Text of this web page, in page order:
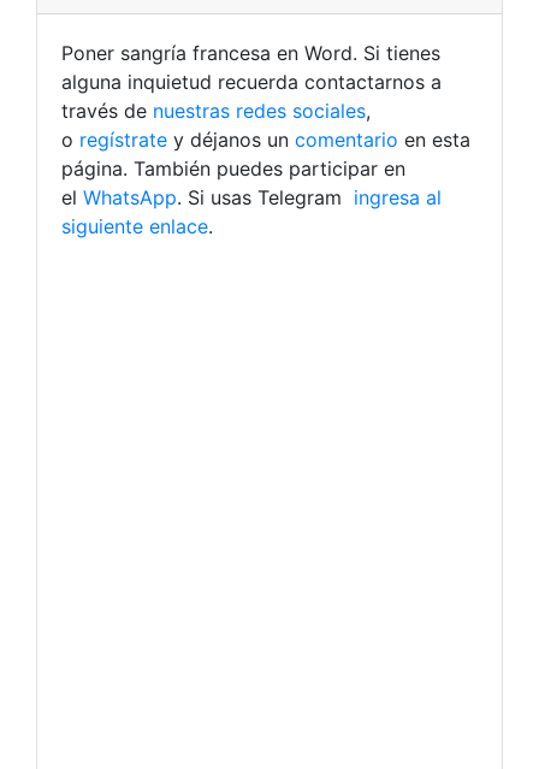
Poner sangría francesa en Word. Si tienes
alguna inquietud recuerda contactarnos a
través de nuestras redes sociales,
o regístrate y déjanos un comentario en esta
página. También puedes participar en
el WhatsApp. Si usas Telegram ingresa al
siguiente enlace.